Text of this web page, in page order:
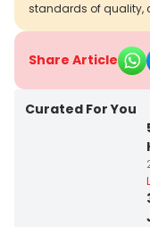
standards of quality,
Share Article
Curated For You